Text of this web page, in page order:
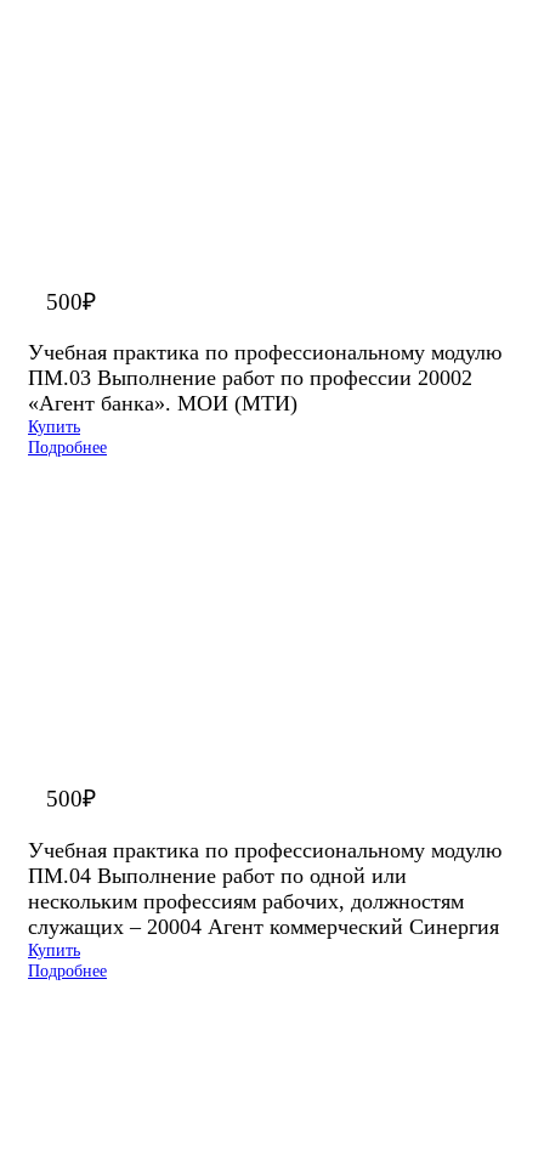
500₽
Учебная практика по профессиональному модулю
ПМ.03 Выполнение работ по профессии 20002
«Агент банка». МОИ (МТИ)
Купить
Подробнее
500₽
Учебная практика по профессиональному модулю
ПМ.04 Выполнение работ по одной или
нескольким профессиям рабочих, должностям
служащих – 20004 Агент коммерческий Синергия
Купить
Подробнее